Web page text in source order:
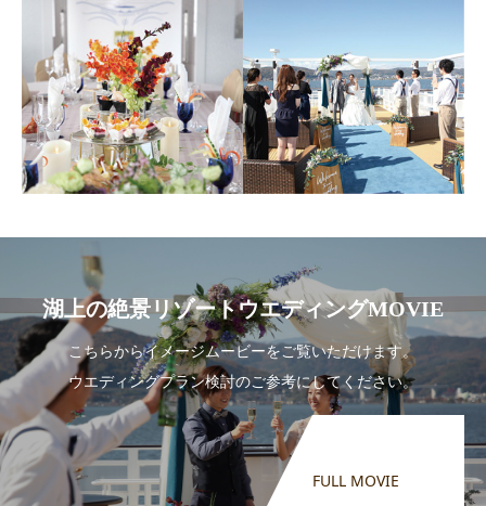
湖上の絶景リゾートウエディングMOVIE
こちらからイメージムービーをご覧いただけます。
ウエディングプラン検討のご参考にしてください。
FULL MOVIE